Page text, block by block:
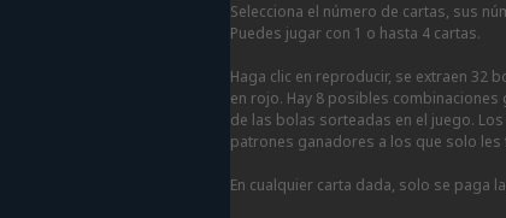
Selecciona el número de cartas, sus
Puedes jugar con 1 o hasta 4 cartas.
Haga clic en reproducir, se extraen 32
en rojo. Hay 8 posibles
de las bolas sorteadas en el juego.
patrones ganadores a los que solo
En cualquier carta dada, solo se paga